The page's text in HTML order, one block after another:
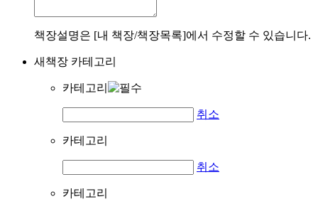
책장설명은 [내 책장/책장목록]에서 수정할 수 있습니다.
새책장 카테고리
카테고리
취소
카테고리
취소
카테고리